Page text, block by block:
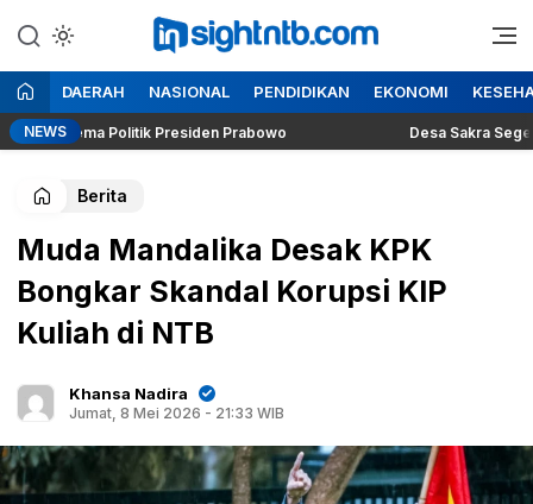
ke
konten
Insight NTB
Berita Seputar NTB
DAERAH NASIONAL PENDIDIKAN EKONOMI
NEWSPolitik Presiden Prabowo Desa Sakra Segera
Berita
Muda Mandalika Desak KPK
Bongkar Skandal Korupsi KIP
Kuliah di NTB
Khansa Nadira
Jumat, 8 Mei 2026 - 21:33 WIB